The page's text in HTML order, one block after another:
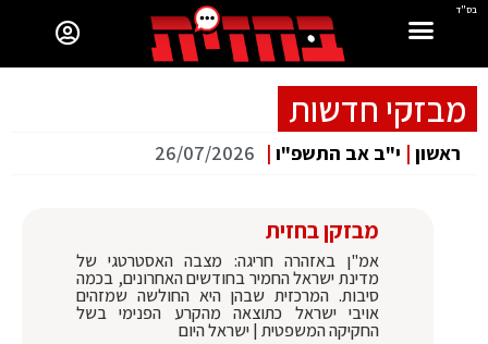
בס"ד
מבזקי חדשות
ראשון | י"ב אב התשפ"ו |
26/07/2026
מבזקן בחזית
אמ"ן באזהרה חריגה: מצבה האסטרטגי של
מדינת ישראל החמיר בחודשים האחרונים, בכמה
סיבות. המרכזית שבהן היא החולשה שמזהים
אויבי ישראל כתוצאה מהקרע הפנימי בשל
החקיקה המשפטית | ישראל היום